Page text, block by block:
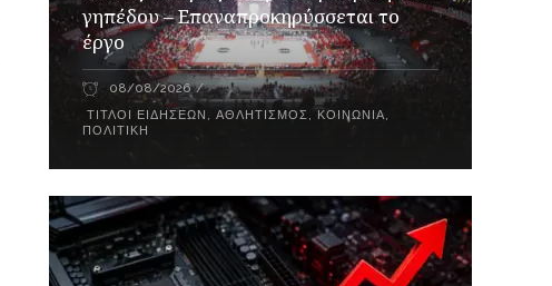
γηπέδου – Επαναπροκηρύσσεται το
έργο
08/08/2026
ΤΊΤΛΟΙ ΕΙΔΉΣΕΩΝ ,ΑΘΛΗΤΙΣΜΌΣ, ΚΟΙΝΩΝΊΑ,
ΠΟΛΙΤΙΚΉ